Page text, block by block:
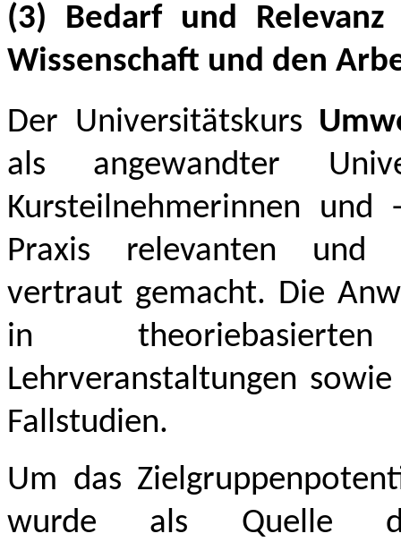
(3) Bedarf und
Wissenschaft und den
Der Universitätskurs
als angewandter
Kursteilnehmerinnen
Praxis relevanten und
vertraut gemacht. Die
in
Lehrveranstaltungen
Fallstudien.
Um das
wurde als Quelle